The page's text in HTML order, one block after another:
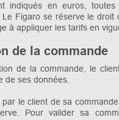
indiqués en euros,
Le Figaro se réserve le
à appliquer les tarifs en
de la commande
de la commande, le
de ses données.
par le client de sa
Pour valider sa